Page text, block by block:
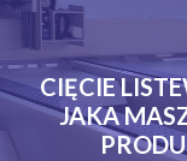
CIĘCIE
JAKA